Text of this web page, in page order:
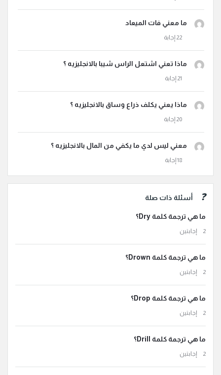
ما معني فات الميعاد
ماذا تعني اشتعل الراس شيبا بالانجليزيه ؟
ماذا يعني يكلف ذراع وساق بالانجليزيه ؟
معني ليس لدي ما يكفي من المال بالانجليزيه ؟
أسئلة ذات صلة
ما هي ترجمة كلمة Dry؟
‫2 إجابتين
ما هي ترجمة كلمة Drown؟
‫2 إجابتين
ما هي ترجمة كلمة Drop؟
‫2 إجابتين
ما هي ترجمة كلمة Drill؟
‫2 إجابتين